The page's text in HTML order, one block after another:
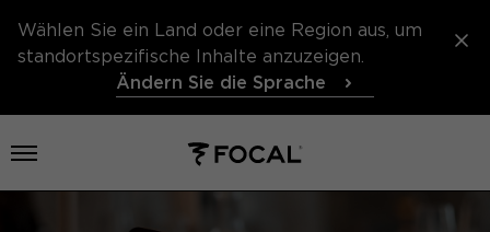
Wählen Sie ein Land oder eine Region aus, um
standortspezifische Inhalte anzuzeigen.
Ändern Sie die Sprache
Menü öffnen